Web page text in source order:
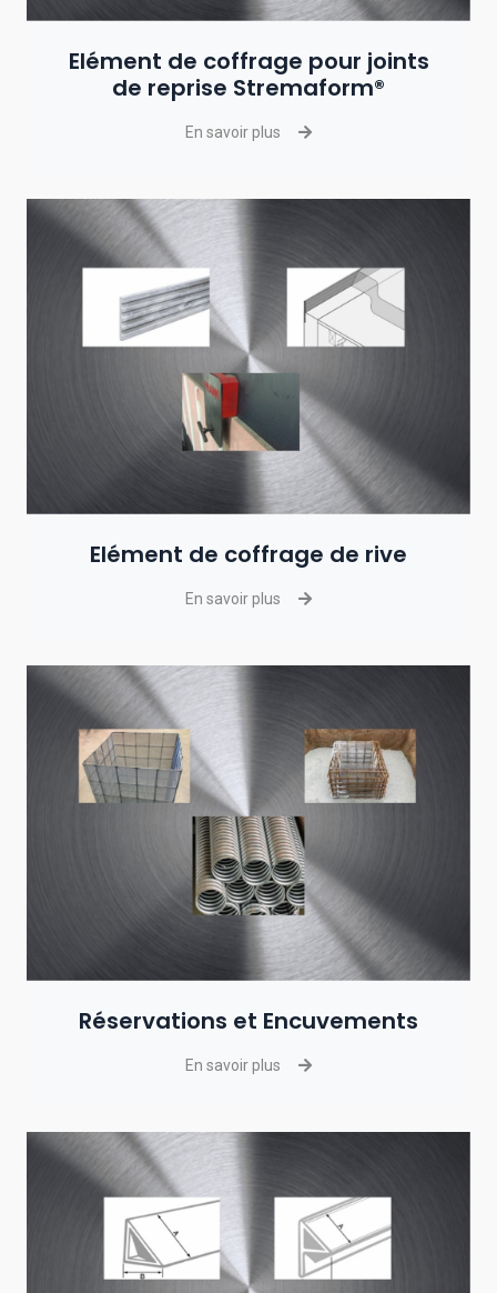
Elément de coffrage pour joints
de reprise Stremaform®
En savoir plus
Elément de coffrage de rive
En savoir plus
Réservations et Encuvements
En savoir plus